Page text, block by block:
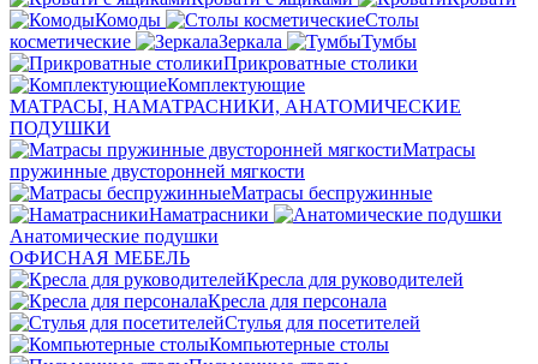
Комоды
Столы
косметические
Зеркала
Тумбы
Прикроватные столики
Комплектующие
МАТРАСЫ, НАМАТРАСНИКИ, АНАТОМИЧЕСКИЕ
ПОДУШКИ
Матрасы
пружинные двусторонней мягкости
Матрасы беспружинные
Наматрасники
Анатомические подушки
ОФИСНАЯ МЕБЕЛЬ
Кресла для руководителей
Кресла для персонала
Стулья для посетителей
Компьютерные столы